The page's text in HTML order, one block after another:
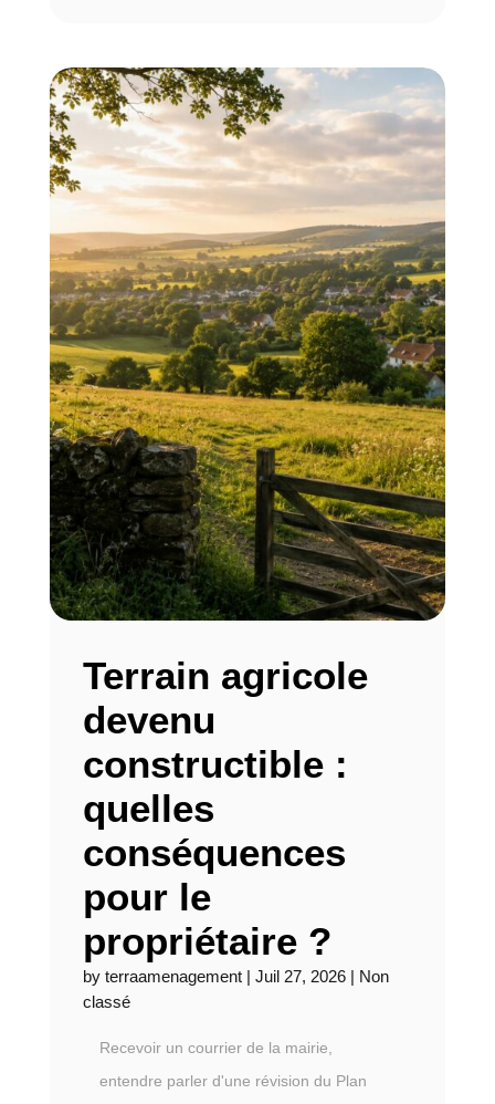
Terrain agricole
devenu
constructible :
quelles
conséquences
pour le
propriétaire ?
by terraamenagement| Juil 27, 2026| Non
classé
Recevoir un courrier de la mairie,
entendre parler d'une révision du Plan